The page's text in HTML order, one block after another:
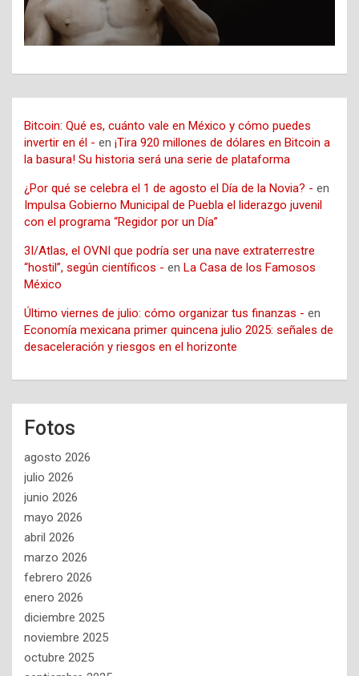
Bitcoin: Qué es, cuánto vale en México y cómo puedes
invertir en él - en ¡Tira 920 millones de dólares en Bitcoin a
la basura! Su historia será una serie de plataforma
¿Por qué se celebra el 1 de agosto el Día de la Novia? - en
Impulsa Gobierno Municipal de Puebla el liderazgo juvenil
con el programa “Regidor por un Día”
3I/Atlas, el OVNI que podría ser una nave extraterrestre
“hostil”, según científicos - en La Casa de los Famosos
México
Último viernes de julio: cómo organizar tus finanzas - en
Economía mexicana primer quincena julio 2025: señales de
desaceleración y riesgos en el horizonte
Fotos
agosto 2026
julio 2026
junio 2026
mayo 2026
abril 2026
marzo 2026
febrero 2026
enero 2026
diciembre 2025
noviembre 2025
octubre 2025